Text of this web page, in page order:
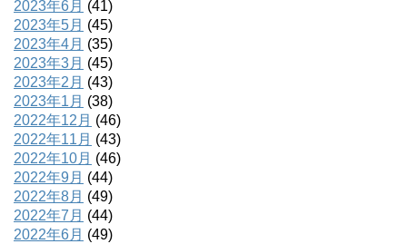
2023年6月 (41)
2023年5月 (45)
2023年4月 (35)
2023年3月 (45)
2023年2月 (43)
2023年1月 (38)
2022年12月 (46)
2022年11月 (43)
2022年10月 (46)
2022年9月 (44)
2022年8月 (49)
2022年7月 (44)
2022年6月 (49)